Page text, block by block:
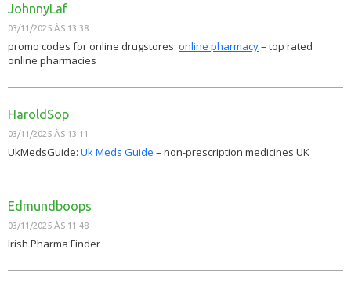
JohnnyLaf
03/11/2025 ÀS 13:38
promo codes for online drugstores: online pharmacy– top rated
online pharmacies
HaroldSop
03/11/2025 ÀS 13:11
UkMedsGuide: Uk Meds Guide – non-prescription medicines UK
Edmundboops
03/11/2025 ÀS 11:48
Irish Pharma Finder